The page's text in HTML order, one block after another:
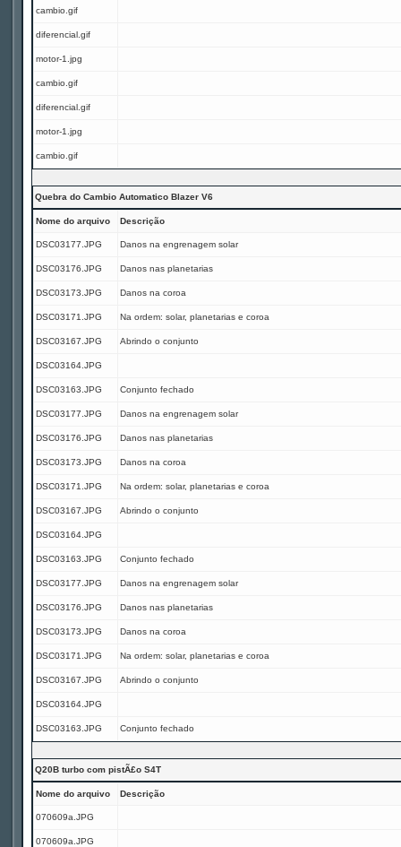
cambio.gif
diferencial.gif
motor-1.jpg
cambio.gif
diferencial.gif
motor-1.jpg
cambio.gif
Quebra do Cambio Automatico Blazer V6
Nome do arquivo Descrição
DSC03177.JPG Danos na engrenagem solar
DSC03176.JPG Danos nas planetarias
DSC03173.JPG Danos na coroa
DSC03171.JPG Na ordem: solar, planetarias e coroa
DSC03167.JPG Abrindo o conjunto
DSC03164.JPG
DSC03163.JPG Conjunto fechado
DSC03177.JPG Danos na engrenagem solar
DSC03176.JPG Danos nas planetarias
DSC03173.JPG Danos na coroa
DSC03171.JPG Na ordem: solar, planetarias e coroa
DSC03167.JPG Abrindo o conjunto
DSC03164.JPG
DSC03163.JPG Conjunto fechado
DSC03177.JPG Danos na engrenagem solar
DSC03176.JPG Danos nas planetarias
DSC03173.JPG Danos na coroa
DSC03171.JPG Na ordem: solar, planetarias e coroa
DSC03167.JPG Abrindo o conjunto
DSC03164.JPG
DSC03163.JPG Conjunto fechado
Q20B turbo com pistÃ£o S4T
Nome do arquivo Descrição
070609a.JPG
070609a.JPG